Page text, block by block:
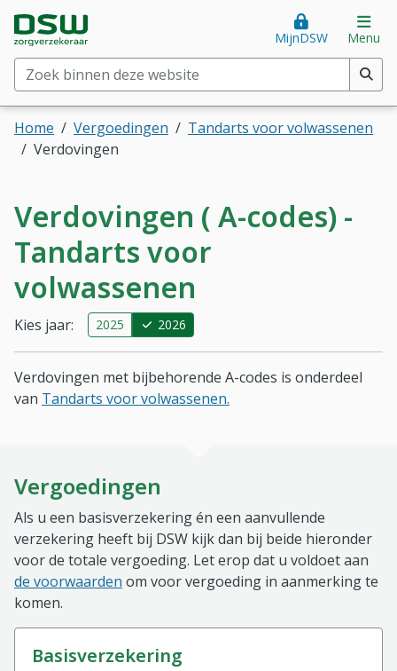
Direct naar hoofdinhoud
Direct naar hoofdmenuDSW Zorgverzekeraar. Goed voor je.
Zoek binnen deze website(min. 2 tekens)
MijnDSW Menu
Home Vergoedingen
Tandarts voor volwassenen
Verdovingen
Verdovingen ( A-codes) -
Tandarts voor
volwassenen
Kies jaar: 2025 2026
Verdovingen met bijbehorende A-codes is onderdeel
van Tandarts voor volwassenen.
Vergoedingen
Als u een basisverzekering én een aanvullende
verzekering heeft bij DSW kijk dan bij beide hieronder
voor de totale vergoeding. Let erop dat u voldoet aan
de voorwaarden om voor vergoeding in aanmerking te
komen.
basisverzekering